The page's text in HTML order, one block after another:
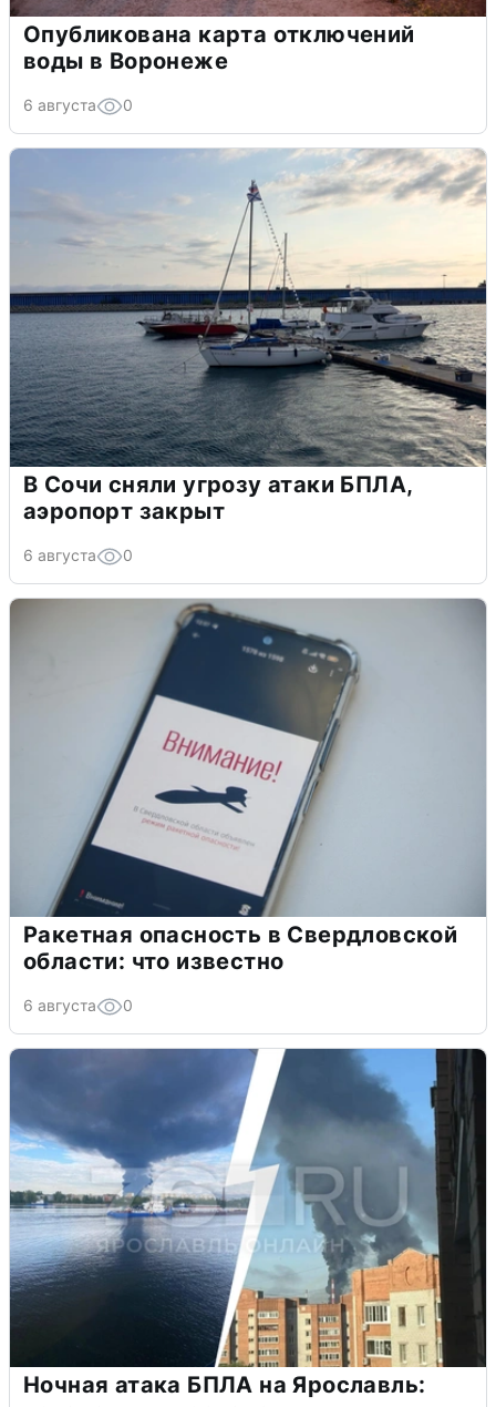
Опубликована карта отключений
воды в Воронеже
6 августа 0
В Сочи сняли угрозу атаки БПЛА,
аэропорт закрыт
6 августа 0
Ракетная опасность в Свердловской
области: что известно
6 августа 0
Ночная атака БПЛА на Ярославль: